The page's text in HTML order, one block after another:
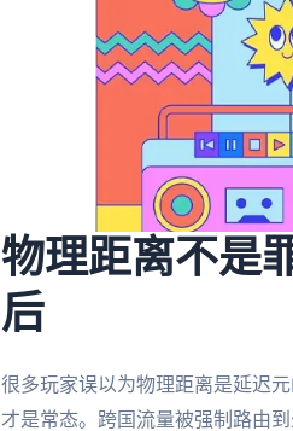
物理距离不是
后
很多玩家误以为物理距离是延迟
才是常态。跨国流量被强制路由